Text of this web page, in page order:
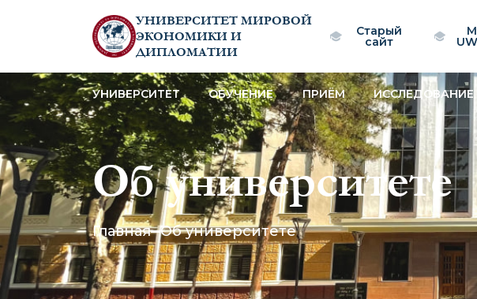
УНИВЕРСИТЕТ МИРОВОЙ
ЭКОНОМИКИ И
ДИПЛОМАТИИ
Старый
сайт
УНИВЕРСИТЕТ ОБУЧЕНИЕ ПРИЁМ ИССЛЕДОВАНИЕ
Об университете
Главная Об университете